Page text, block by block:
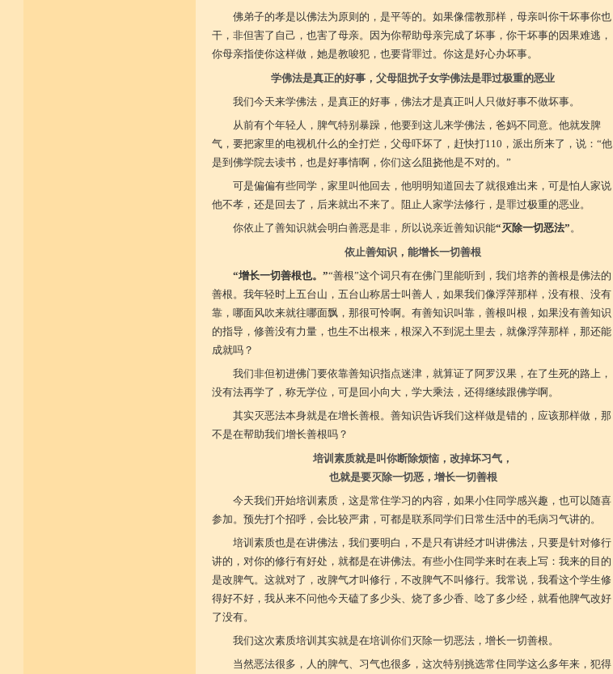
佛弟子的孝是以佛法为原则的，是平等的。如果像儒教那样，母亲叫你干坏事你也
干，非但害了自己，也害了母亲。因为你帮助母亲完成了坏事，你干坏事的因果难逃，
你母亲指使你这样做，她是教唆犯，也要背罪过。你这是好心办坏事。
学佛法是真正的好事，父母阻扰子女学佛法是罪过极重的恶业
我们今天来学佛法，是真正的好事，佛法才是真正叫人只做好事不做坏事。
从前有个年轻人，脾气特别暴躁，他要到这儿来学佛法，爸妈不同意。他就发脾
气，要把家里的电视机什么的全打烂，父母吓坏了，赶快打110，派出所来了，说：“他
是到佛学院去读书，也是好事情啊，你们这么阻挠他是不对的。”
可是偏偏有些同学，家里叫他回去，他明明知道回去了就很难出来，可是怕人家说
他不孝，还是回去了，后来就出不来了。阻止人家学法修行，是罪过极重的恶业。
你依止了善知识就会明白善恶是非，所以说亲近善知识能“灭除一切恶法”。
依止善知识，能增长一切善根
“增长一切善根也。”“善根”这个词只有在佛门里能听到，我们培养的善根是佛法的
善根。我年轻时上五台山，五台山称居士叫善人，如果我们像浮萍那样，没有根、没有
靠，哪面风吹来就往哪面飘，那很可怜啊。有善知识叫靠，善根叫根，如果没有善知识
的指导，修善没有力量，也生不出根来，根深入不到泥土里去，就像浮萍那样，那还能
成就吗？
我们非但初进佛门要依靠善知识指点迷津，就算证了阿罗汉果，在了生死的路上，
没有法再学了，称无学位，可是回小向大，学大乘法，还得继续跟佛学啊。
其实灭恶法本身就是在增长善根。善知识告诉我们这样做是错的，应该那样做，那
不是在帮助我们增长善根吗？
培训素质就是叫你断除烦恼，改掉坏习气，
也就是要灭除一切恶，增长一切善根
今天我们开始培训素质，这是常住学习的内容，如果小住同学感兴趣，也可以随喜
参加。预先打个招呼，会比较严肃，可都是联系同学们日常生活中的毛病习气讲的。
培训素质也是在讲佛法，我们要明白，不是只有讲经才叫讲佛法，只要是针对修行
讲的，对你的修行有好处，就都是在讲佛法。有些小住同学来时在表上写：我来的目的
是改脾气。这就对了，改脾气才叫修行，不改脾气不叫修行。我常说，我看这个学生修
得好不好，我从来不问他今天磕了多少头、烧了多少香、唸了多少经，就看他脾气改好
了没有。
我们这次素质培训其实就是在培训你们灭除一切恶法，增长一切善根。
当然恶法很多，人的脾气、习气也很多，这次特别挑选常住同学这么多年来，犯得